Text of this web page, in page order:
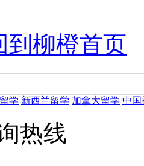
到柳橙首页
学 新西兰留学 加拿大留学 中国
热线